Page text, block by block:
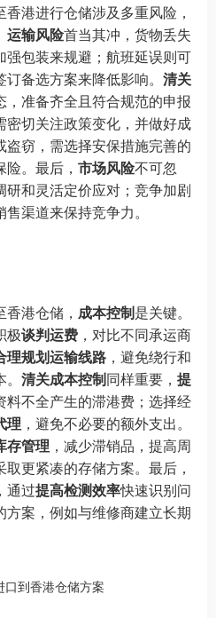
香港进行仓储涉及多重风险，
运输风险首当其冲，货物丢失
包装来规避；航班延误则可
备选方案来降低影响。 清关
准备齐全且符合规范的申报
密切关注政策变化，并做好成
盗窃，需选择安保措施完善的
。最后， 市场风险不可忽
和灵活定价应对；竞争加剧
渠道来保持竞争力。
港仓储， 成本控制是关键。
极谈判运费 ，对比不同承运商
理规划运输线路 ，避免绕行和
清关成本控制同样重要， 提
料不全产生的滞港费；选择经
理 ，避免不必要的额外支出。
存管理 ，减少滞销品，提高周
取更紧凑的存储方案。最后，
，通过提高检测效率快速识别问
方案，例如与维修商建立长期
口到香港仓储方案